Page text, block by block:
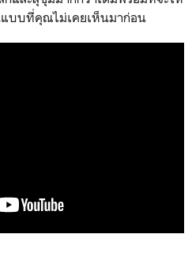
บบที่คุณไม่เคยเห็นมาก่อน